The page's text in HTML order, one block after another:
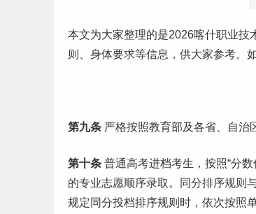
本文为大家整理的是2026喀什职业技
则、身体要求等信息，供大家参考。
第九条 严格按照教育部及各省、自治
第十条 普通高考进档考生，按照“分
的专业志愿顺序录取。同分排序规则
规定同分投档排序规则时，依次按照